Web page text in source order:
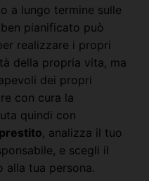
a lungo termine sulle
ben pianificato può
realizzare i propri
della propria vita, ma
dei propri
con cura la
quindi con
prestito, analizza il tuo
e scegli il
alla tua persona.